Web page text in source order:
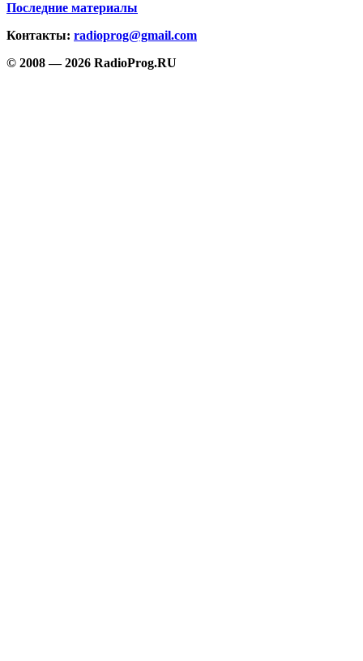
Последние материалы
Контакты: radioprog@gmail.com
© 2008 — 2026 RadioProg.RU